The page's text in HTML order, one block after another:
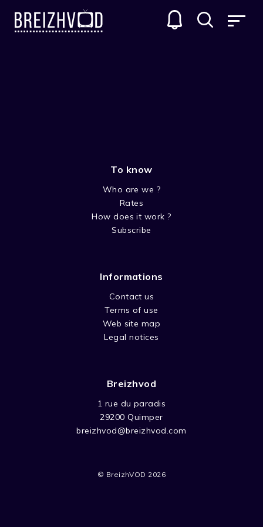
To know
Who are we ?
Rates
How does it work ?
Subscribe
Informations
Contact us
Terms of use
Web site map
Legal notices
Breizhvod
1 rue du paradis
29200 Quimper
breizhvod@breizhvod.com
© BreizhVOD 2026